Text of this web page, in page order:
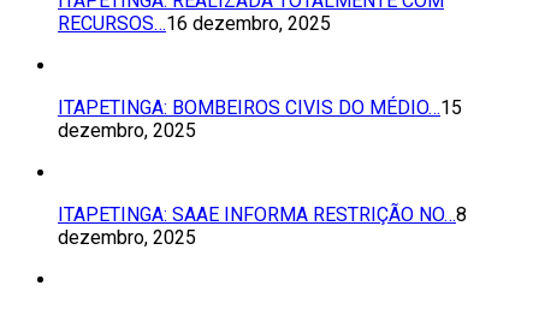
RECURSOS…16 dezembro, 2025
ITAPETINGA: BOMBEIROS CIVIS DO MÉDIO…15
dezembro, 2025
ITAPETINGA: SAAE INFORMA RESTRIÇÃO NO…8
dezembro, 2025